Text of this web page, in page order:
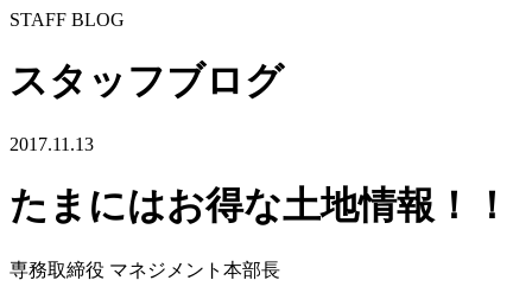
STAFF BLOG
スタッフブログ
2017.11.13
たまにはお得な土地情報！！
専務取締役 マネジメント本部長